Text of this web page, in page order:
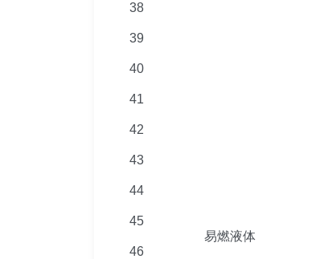
38
39
易燃液体
40
41
42
43
44
45
46